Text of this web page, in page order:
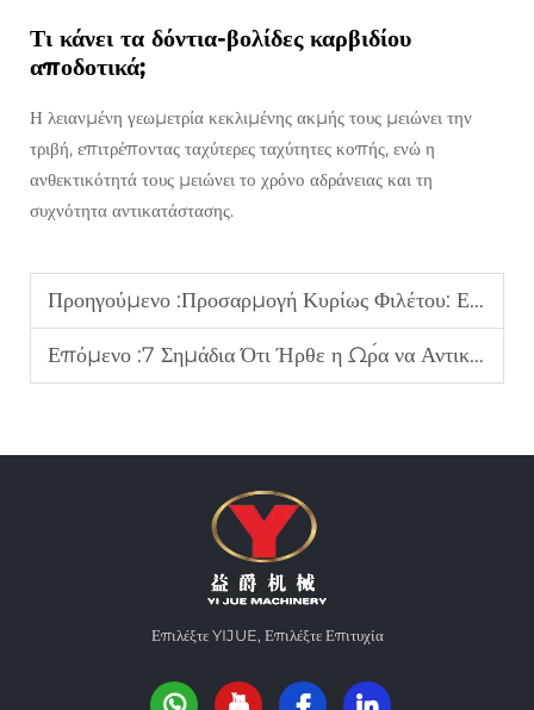
Τι κάνει τα δόντια-βολίδες καρβιδίου
αποδοτικά;
Η λειανμένη γεωμετρία κεκλιμένης ακμής τους μειώνει την
τριβή, επιτρέποντας ταχύτερες ταχύτητες κοπής, ενώ η
ανθεκτικότητά τους μειώνει το χρόνο αδράνειας και τη
συχνότητα αντικατάστασης.
Προηγούμενο :Προσαρμογή Κυρίως Φιλέτου: Εξατομίκευση Εργαλείων για τις Αναγκαιότητες της Διάνοιξης σας
Επόμενο :7 Σημάδια Ότι Ήρθε η Ώρα να Αντικαταστήσετε τα Τεχνητά Σας Δόντια (Πριν Προκληθεί Ανεπανόρθωτη Ζημιά)
Επιλέξτε YIJUE, Επιλέξτε Επιτυχία